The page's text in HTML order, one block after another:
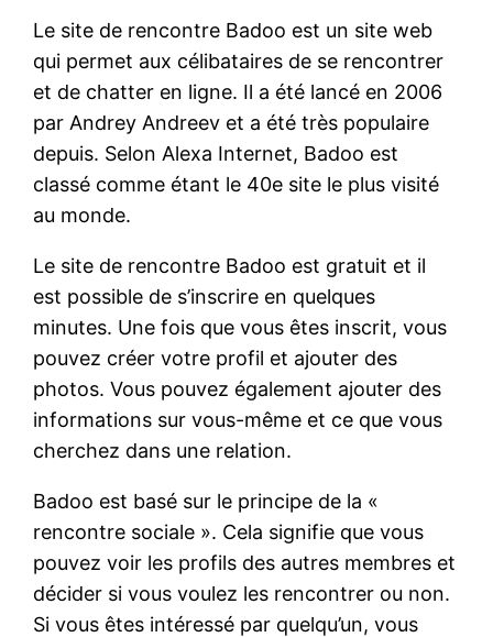
Le site de rencontre Badoo est un site web
qui permet aux célibataires de se rencontrer
et de chatter en ligne. Il a été lancé en 2006
par Andrey Andreev et a été très populaire
depuis. Selon Alexa Internet, Badoo est
classé comme étant le 40e site le plus visité
au monde.
Le site de rencontre Badoo est gratuit et il
est possible de s’inscrire en quelques
minutes. Une fois que vous êtes inscrit, vous
pouvez créer votre profil et ajouter des
photos. Vous pouvez également ajouter des
informations sur vous-même et ce que vous
cherchez dans une relation.
Badoo est basé sur le principe de la «
rencontre sociale ». Cela signifie que vous
pouvez voir les profils des autres membres et
décider si vous voulez les rencontrer ou non.
Si vous êtes intéressé par quelqu’un, vous